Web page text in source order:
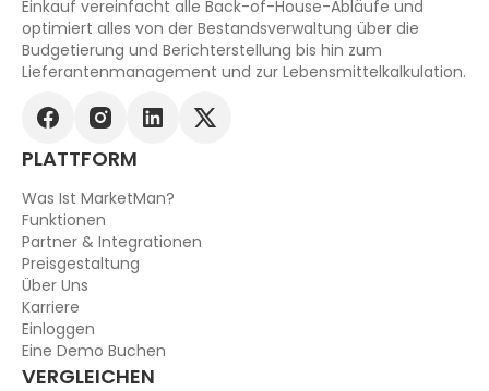
Einkauf vereinfacht alle Back-of-House-Abläufe und
optimiert alles von der Bestandsverwaltung über die
Budgetierung und Berichterstellung bis hin zum
Lieferantenmanagement und zur Lebensmittelkalkulation.
PLATTFORM
Was Ist MarketMan?
Funktionen
Partner & Integrationen
Preisgestaltung
Über Uns
Karriere
Einloggen
Eine Demo Buchen
VERGLEICHEN